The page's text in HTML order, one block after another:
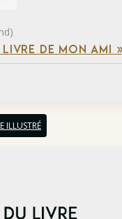
DE MON AMI
ILLUSTRÉ